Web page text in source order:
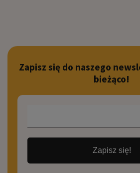
Zapisz się do naszego
bieżąco!
Zapisz się!